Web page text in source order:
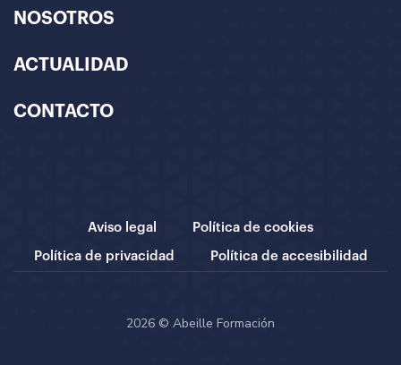
NOSOTROS
ACTUALIDAD
CONTACTO
Aviso legal Política de cookies
Política de privacidad Política de accesibilidad
2026 © Abeille Formación